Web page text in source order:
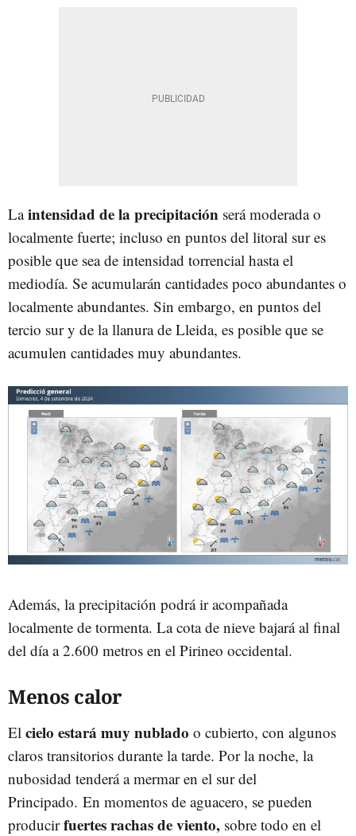
Laintensidad de la precipitación será moderada o
localmente fuerte; incluso en puntos del litoral sur es
posible que sea de intensidad torrencial hasta el
mediodía. Se acumularán cantidades poco abundantes o
localmente abundantes. Sin embargo, en puntos del
tercio sur y de la llanura de Lleida, es posible que se
acumulen cantidades muy abundantes.
Además, la precipitación podrá ir acompañada
localmente de tormenta. La cota de nieve bajará al final
del día a 2.600 metros en el Pirineo occidental.
Menos calor
El cielo estará muy nublado o cubierto, con algunos
claros transitorios durante la tarde. Por la noche, la
nubosidad tenderá a mermar en el sur del
Principado. En momentos de aguacero, se pueden
producirfuertes rachas de viento, sobre todo en el